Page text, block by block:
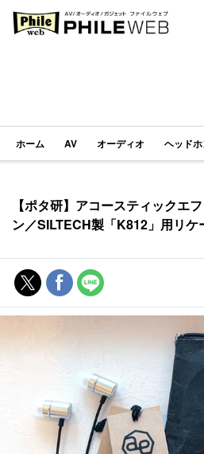
PHILE WEB｜AV/オーディオ/ガ
ホーム AV オーディオ ヘッド
【ポタ研】アコースティックエ
ン／SILTECH製「K812」用リケ